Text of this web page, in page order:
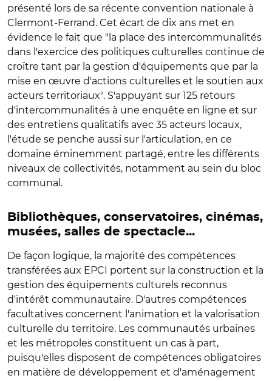
présenté lors de sa récente convention nationale à
Clermont-Ferrand. Cet écart de dix ans met en
évidence le fait que "la place des intercommunalités
dans l'exercice des politiques culturelles continue de
croître tant par la gestion d'équipements que par la
mise en œuvre d'actions culturelles et le soutien aux
acteurs territoriaux". S'appuyant sur 125 retours
d'intercommunalités à une enquête en ligne et sur
des entretiens qualitatifs avec 35 acteurs locaux,
l'étude se penche aussi sur l'articulation, en ce
domaine éminemment partagé, entre les différents
niveaux de collectivités, notamment au sein du bloc
communal.
Bibliothèques, conservatoires, cinémas,
musées, salles de spectacle...
De façon logique, la majorité des compétences
transférées aux EPCI portent sur la construction et la
gestion des équipements culturels reconnus
d'intérêt communautaire. D'autres compétences
facultatives concernent l'animation et la valorisation
culturelle du territoire. Les communautés urbaines
et les métropoles constituent un cas à part,
puisqu'elles disposent de compétences obligatoires
en matière de développement et d'aménagement